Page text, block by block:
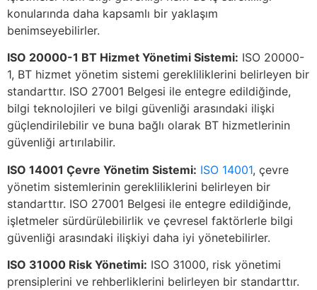
konularında daha kapsamlı bir yaklaşım
benimseyebilirler.
ISO 20000-1 BT Hizmet Yönetimi Sistemi: ISO 20000-
1, BT hizmet yönetim sistemi gerekliliklerini belirleyen bir
standarttır. ISO 27001 Belgesi ile entegre edildiğinde,
bilgi teknolojileri ve bilgi güvenliği arasındaki ilişki
güçlendirilebilir ve buna bağlı olarak BT hizmetlerinin
güvenliği artırılabilir.
ISO 14001 Çevre Yönetim Sistemi: ISO 14001, çevre
yönetim sistemlerinin gerekliliklerini belirleyen bir
standarttır. ISO 27001 Belgesi ile entegre edildiğinde,
işletmeler sürdürülebilirlik ve çevresel faktörlerle bilgi
güvenliği arasındaki ilişkiyi daha iyi yönetebilirler.
ISO 31000 Risk Yönetimi: ISO 31000, risk yönetimi
prensiplerini ve rehberliklerini belirleyen bir standarttır.